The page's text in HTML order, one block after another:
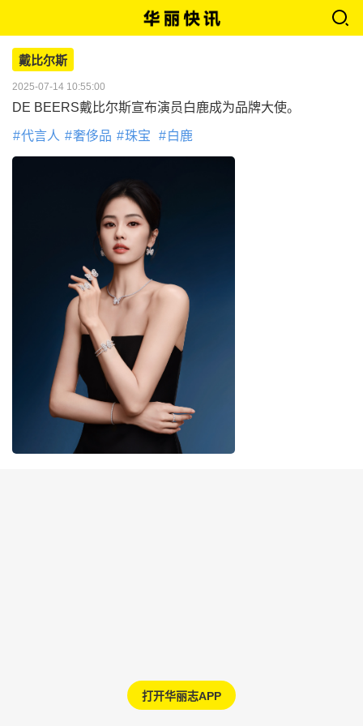
戴比尔斯
2025-07-14 10:55:00
DE BEERS戴比尔斯宣布演员白鹿成为品牌大使。
代言人 奢侈品 珠宝 白鹿
打开华丽志APP